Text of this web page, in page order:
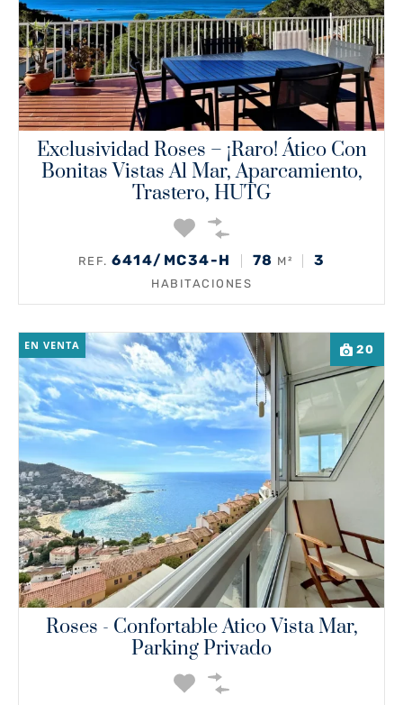
Exclusividad Roses – ¡Raro! Ático Con
Bonitas Vistas Al Mar, Aparcamiento,
Trastero, HUTG
REF. 6414/MC34-H 78 M² 3
HABITACIONES
20
EN VENTA
Roses - Confortable Atico Vista Mar,
Parking Privado